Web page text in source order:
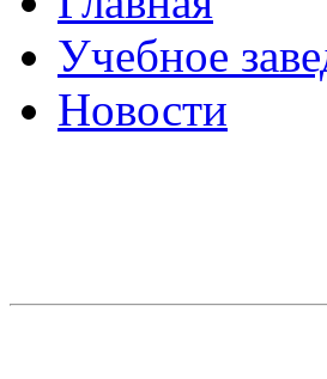
Учебное
Новости